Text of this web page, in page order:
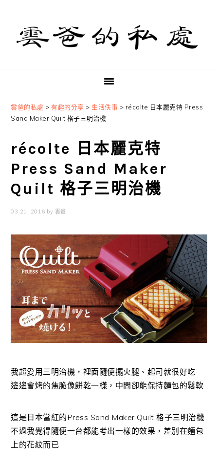
primary
navigation
content
primary
sidebar
雲爸的私處 >有趣的分享 > 生活佚事 > récolte 日本麗克特 Press
Sand Maker Quilt 格子三明治機
récolte 日本麗克特
Press Sand Maker
Quilt 格子三明治機
03 21, 2016 by 雲爸
我超愛用三明治機，裡面隨便擺火腿、起司就很好吃
邊邊會烤的焦脆像餅乾一樣，中間卻能保持麵包的鬆軟
這是日本當紅的Press Sand Maker Quilt 格子三明治機
不過我覺得隨便一台都能考出一樣的效果，差別在麵包
上的花紋而已